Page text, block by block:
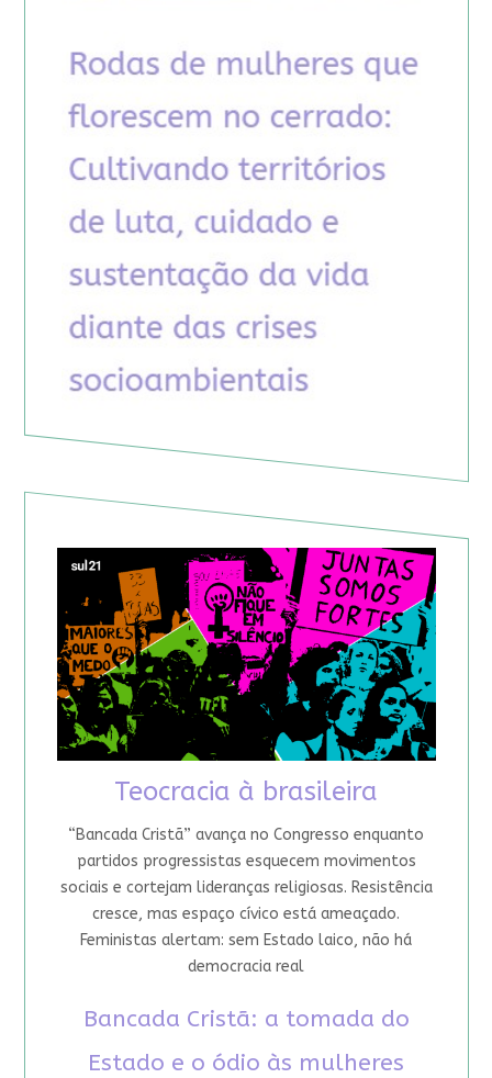
Teocracia à brasileira
“Bancada Cristã” avança no Congresso enquanto
partidos progressistas esquecem movimentos
sociais e cortejam lideranças religiosas. Resistência
cresce, mas espaço cívico está ameaçado.
Feministas alertam: sem Estado laico, não há
democracia real
Bancada Cristã: a tomada do
Estado e o ódio às mulheres